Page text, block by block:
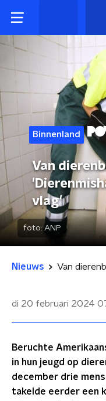
Binnenland
Van
vlag'
foto:ANP
Nieuws
di 20 februari 2024
Beruchte
in hun jeugd op
december drie
takelde eerder een